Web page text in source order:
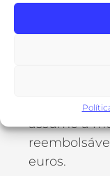
que foi
total de
montante de
incentivo
assume a
euros.